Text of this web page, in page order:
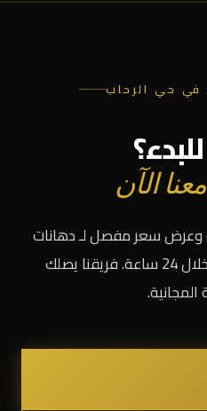
في حي الرحاب
الآن
وعرض سعر مفصل لـ دهانات
البروفايل في حي الرحاب خلال 24 ساعة. فريقنا يصلك
المجانية.